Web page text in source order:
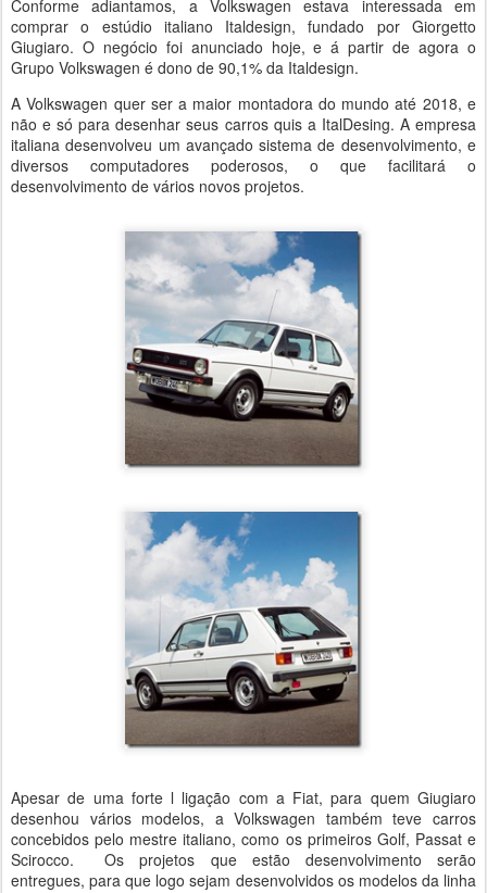
Conforme adiantamos, a Volkswagen estava interessada em
comprar o estúdio italiano Italdesign, fundado por Giorgetto
Giugiaro. O negócio foi anunciado hoje, e á partir de agora o
Grupo Volkswagen é dono de 90,1% da Italdesign.
A Volkswagen quer ser a maior montadora do mundo até 2018, e
não e só para desenhar seus carros quis a ItalDesing. A empresa
italiana desenvolveu um avançado sistema de desenvolvimento, e
diversos computadores poderosos, o que facilitará o
desenvolvimento de vários novos projetos.
Apesar de uma forte l ligação com a Fiat, para quem Giugiaro
desenhou vários modelos, a Volkswagen também teve carros
concebidos pelo mestre italiano, como os primeiros Golf, Passat e
Scirocco. Os projetos que estão desenvolvimento serão
entregues, para que logo sejam desenvolvidos os modelos da linha